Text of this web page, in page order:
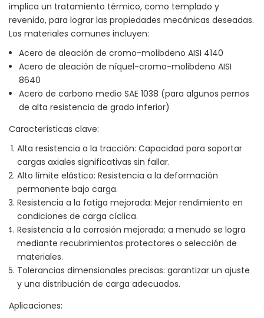
implica un tratamiento térmico, como templado y
revenido, para lograr las propiedades mecánicas deseadas.
Los materiales comunes incluyen:
Acero de aleación de cromo-molibdeno AISI 4140
Acero de aleación de níquel-cromo-molibdeno AISI
8640
Acero de carbono medio SAE 1038 (para algunos pernos
de alta resistencia de grado inferior)
Características clave:
Alta resistencia a la tracción: Capacidad para soportar
cargas axiales significativas sin fallar.
Alto límite elástico: Resistencia a la deformación
permanente bajo carga.
Resistencia a la fatiga mejorada: Mejor rendimiento en
condiciones de carga cíclica.
Resistencia a la corrosión mejorada: a menudo se logra
mediante recubrimientos protectores o selección de
materiales.
Tolerancias dimensionales precisas: garantizar un ajuste
y una distribución de carga adecuados.
Aplicaciones: